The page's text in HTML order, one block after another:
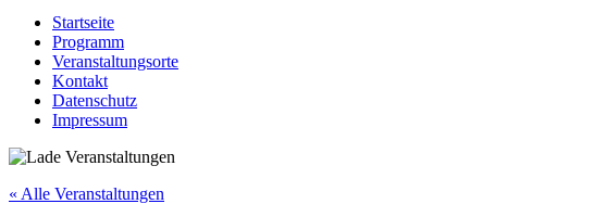
Startseite
Programm
Veranstaltungsorte
Kontakt
Datenschutz
Impressum
« Alle Veranstaltungen